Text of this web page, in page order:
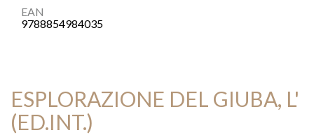
EAN
9788854984035
ESPLORAZIONE DEL GIUBA, L'
(ED.INT.)